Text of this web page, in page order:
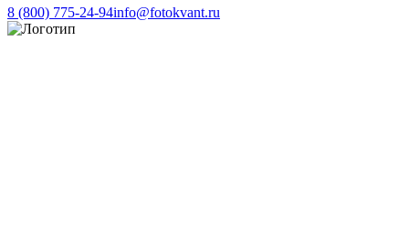
8 (800) 775-24-94info@fotokvant.ru